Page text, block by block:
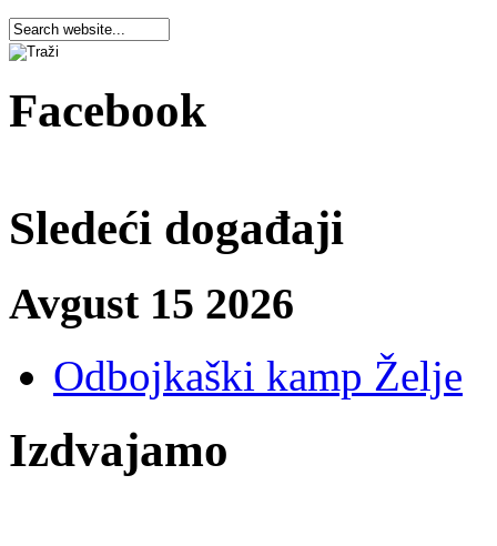
Facebook
Sledeći događaji
Avgust 15 2026
Odbojkaški kamp Želje
Izdvajamo